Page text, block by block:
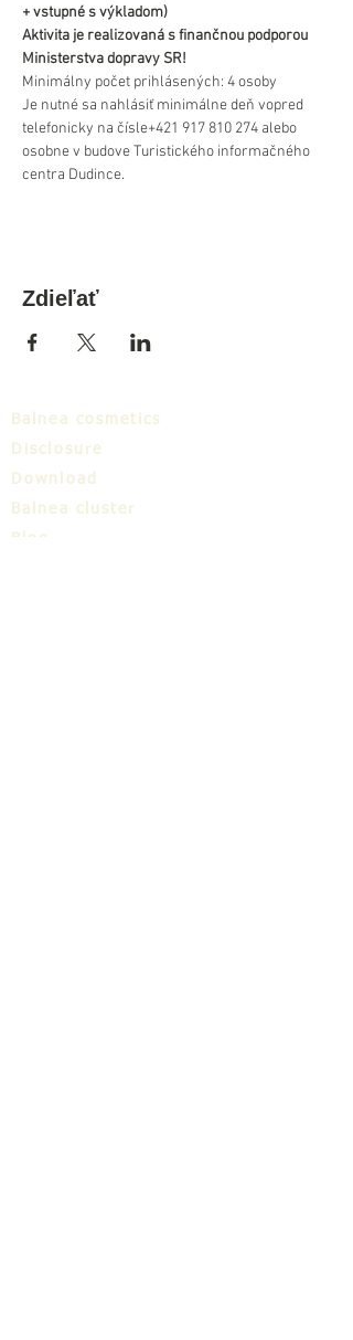
+ vstupné s výkladom)
Aktivita je realizovaná s finančnou podporou
Ministerstva dopravy SR!
Minimálny počet prihlásených: 4 osoby
Je nutné sa nahlásiť minimálne deň vopred
telefonicky na čísle+421 917 810 274 alebo
osobne v budove Turistického informačného
centra Dudince.
Zdieľať
Balnea cosmetics
Disclosure
Download
Balnea cluster
Blog